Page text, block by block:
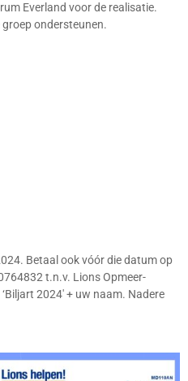
Everland voor de realisatie.
ondersteunen.
Betaal ook vóór die datum op
t.n.v. Lions Opmeer-
Biljart 2024′ + uw naam. Nadere